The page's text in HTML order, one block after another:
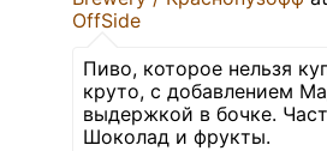
OffSide
Пиво, которое нельзя
круто, с добавлением
выдержкой в бочке.
Шоколад и фрукты.